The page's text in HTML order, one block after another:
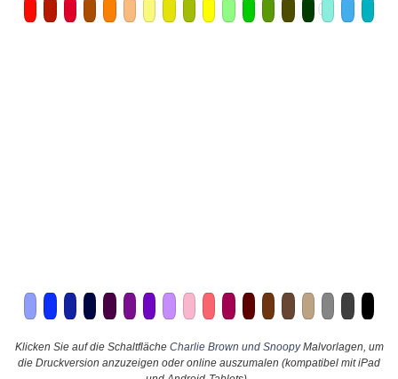
Klicken Sie auf die Schaltfläche Charlie Brown und SnoopyMalvorlagen, um
die Druckversion anzuzeigen oder online auszumalen (kompatibel mit iPad